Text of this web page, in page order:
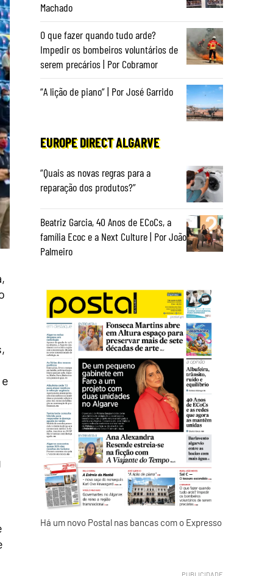
Machado
O que fazer quando tudo arde?
Impedir os bombeiros voluntários de
serem precários | Por Cobramor
“A lição de piano” | Por José Garrido
EUROPE DIRECT ALGARVE
“Quais as novas regras para a
reparação dos produtos?”
Beatriz Garcia, 40 Anos de ECoCs, a
família Ecoc e a Next Culture | Por João
Palmeiro
Há um novo Postal nas bancas com o Expresso